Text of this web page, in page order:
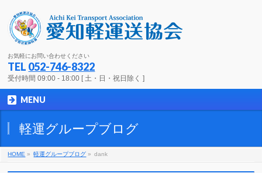
お気軽にお問い合わせください
TEL 052-746-8322
受付時間 09:00 - 18:00 [ 土・日・祝日除く ]
MENU
軽運グループブログ
HOME » 軽運グループブログ » dank